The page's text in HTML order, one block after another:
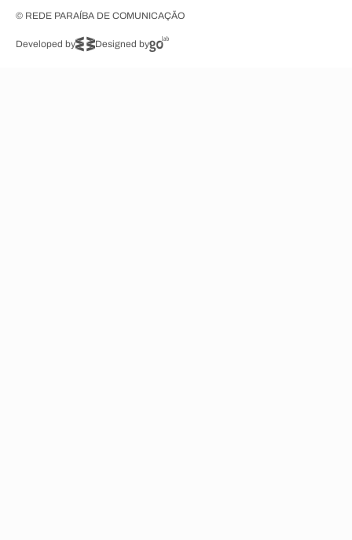
© REDE PARAÍBA DE COMUNICAÇÃO
Developed by Designed by